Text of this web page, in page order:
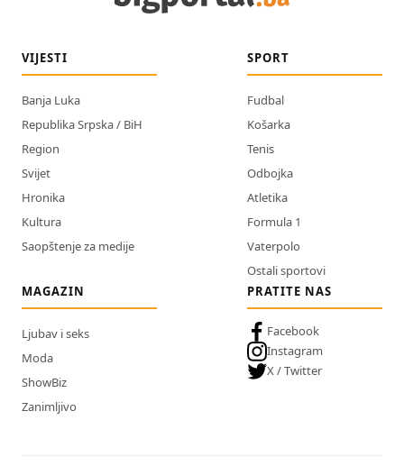
VIJESTI
Banja Luka
Republika Srpska / BiH
Region
Svijet
Hronika
Kultura
Saopštenje za medije
SPORT
Fudbal
Košarka
Tenis
Odbojka
Atletika
Formula 1
Vaterpolo
Ostali sportovi
MAGAZIN
Ljubav i seks
Moda
ShowBiz
Zanimljivo
PRATITE NAS
Facebook
Instagram
X / Twitter